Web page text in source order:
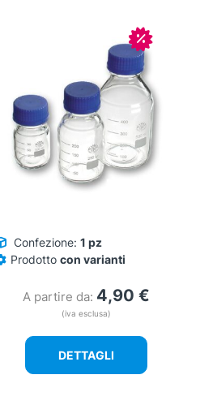
In offerta!
Confezione: 1 pz
Prodotto con varianti
A partire da: 4,90 €
(iva esclusa)
DETTAGLI